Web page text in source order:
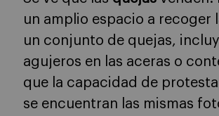
un amplio espacio a recoger
un conjunto de quejas,
agujeros en las aceras o
que la capacidad de
se encuentran las mismas